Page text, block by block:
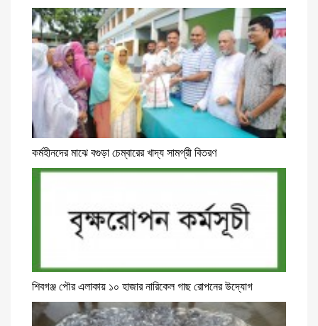
কর্মহীনদের মাঝে বগুড়া চেম্বারের খাদ্য সামগ্রী বিতরণ
শিবগঞ্জ পৌর এলাকায় ১০ হাজার নারিকেল গাছ রোপনের উদ্যোগ